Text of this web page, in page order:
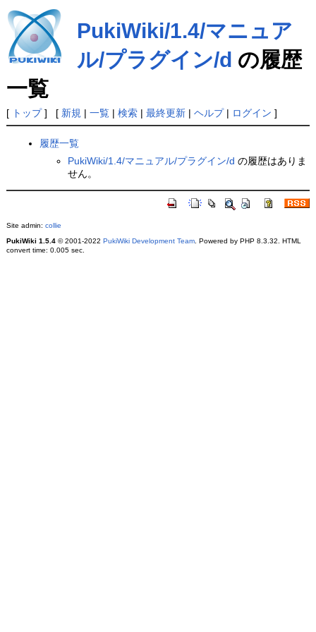
PukiWiki/1.4/マニュア
ル/プラグイン/d の履歴
一覧
[ トップ] [ 新規 | 一覧| 検索| 最終更新| ヘルプ| ログイン ]
履歴一覧
PukiWiki/1.4/マニュアル/プラグイン/d の履歴はありま
せん。
Site admin: collie
PukiWiki 1.5.4© 2001-2022 PukiWiki Development Team. Powered by PHP 8.3.32. HTML
convert time: 0.005 sec.